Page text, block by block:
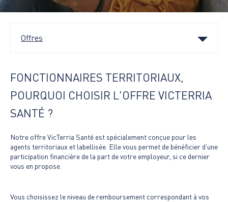
FAQ
Offres
FONCTIONNAIRES TERRITORIAUX,
POURQUOI CHOISIR L'OFFRE VICTERRIA
SANTÉ ?
Notre offre VicTerria Santé est spécialement conçue pour les
agents territoriaux et labellisée. Elle vous permet de bénéficier d’une
participation financière de la part de votre employeur, si ce dernier
vous en propose.
Vous choisissez le niveau de remboursement correspondant à vos